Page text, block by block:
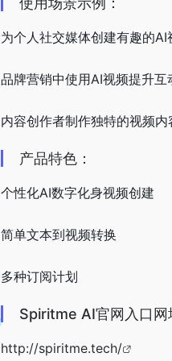
为个人社交媒体创建有趣的AI
品牌营销中使用AI视频提升互
内容创作者制作独特的视频内
产品特色：
个性化AI数字化身视频创建
简单文本到视频转换
多种订阅计划
Spiritme AI官网入口网
http://spiritme.tech/